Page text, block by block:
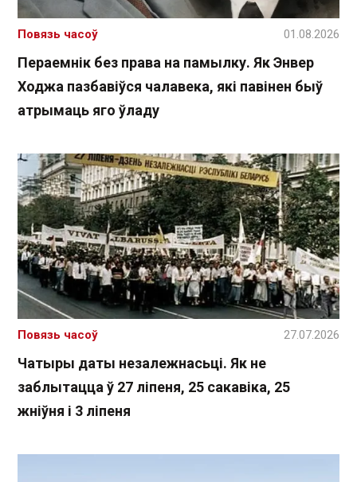
Пераемнік без права на памылку. Як Энвер
Ходжа пазбавіўся чалавека, які павінен быў
атрымаць яго ўладу
Повязь часоў 01.08.2026
Чатыры даты незалежнасьці. Як не
заблытацца ў 27 ліпеня, 25 сакавіка, 25
жніўня і 3 ліпеня
Повязь часоў 27.07.2026